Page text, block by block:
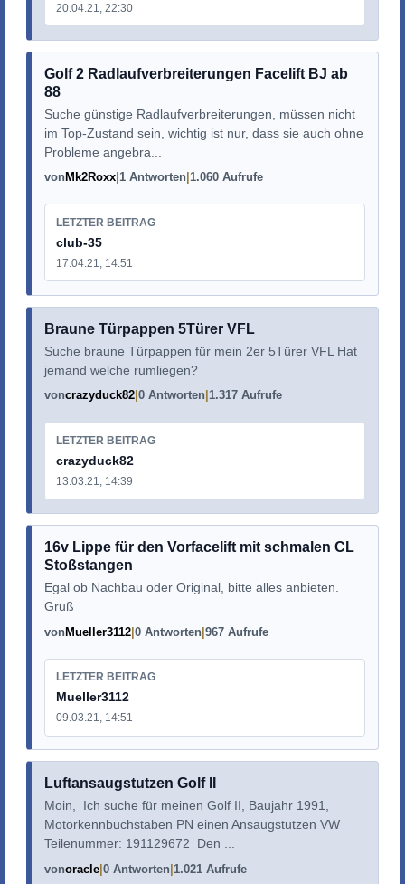
20.04.21, 22:30
Golf 2 Radlaufverbreiterungen Facelift BJ ab
88
Suche günstige Radlaufverbreiterungen, müssen nicht
im Top-Zustand sein, wichtig ist nur, dass sie auch ohne
Probleme angebra...
vonMk2Roxx 1 Antworten 1.060 Aufrufe
LETZTER BEITRAG
club-35
17.04.21, 14:51
Braune Türpappen 5Türer VFL
Suche braune Türpappen für mein 2er 5Türer VFL Hat
jemand welche rumliegen?
voncrazyduck82 0 Antworten 1.317 Aufrufe
LETZTER BEITRAG
crazyduck82
13.03.21, 14:39
16v Lippe für den Vorfacelift mit schmalen CL
Stoßstangen
Egal ob Nachbau oder Original, bitte alles anbieten.
Gruß
vonMueller3112 0 Antworten 967 Aufrufe
LETZTER BEITRAG
Mueller3112
09.03.21, 14:51
Luftansaugstutzen Golf II
Moin, Ich suche für meinen Golf II, Baujahr 1991,
Motorkennbuchstaben PN einen Ansaugstutzen VW
Teilenummer: 191129672 Den ...
vonoracle 0 Antworten 1.021 Aufrufe